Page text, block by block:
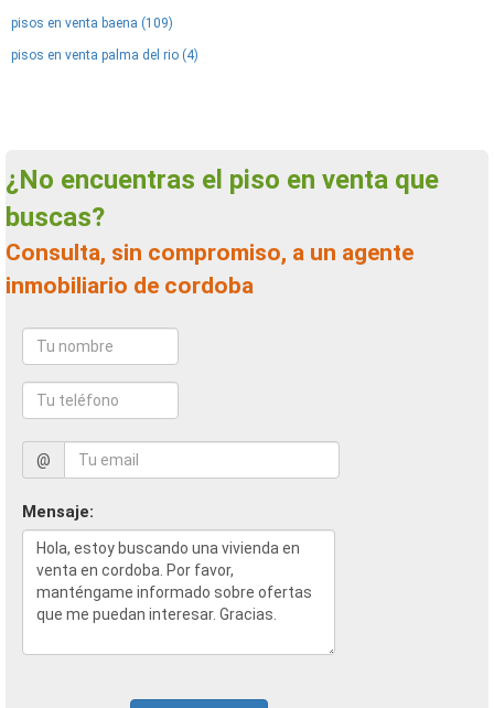
pisos en venta baena (109)
pisos en venta palma del rio (4)
¿No encuentras el piso en venta que
buscas?
Consulta, sin compromiso, a un agente
inmobiliario de cordoba
@
Mensaje: